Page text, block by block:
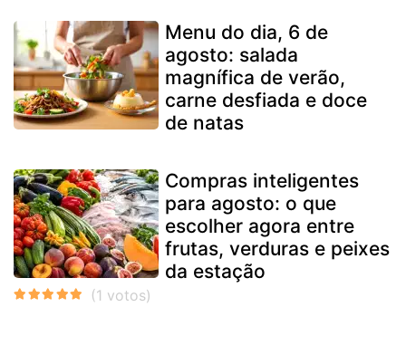
Menu do dia, 6 de
agosto: salada
magnífica de verão,
carne desfiada e doce
de natas
Compras inteligentes
para agosto: o que
escolher agora entre
frutas, verduras e peixes
da estação